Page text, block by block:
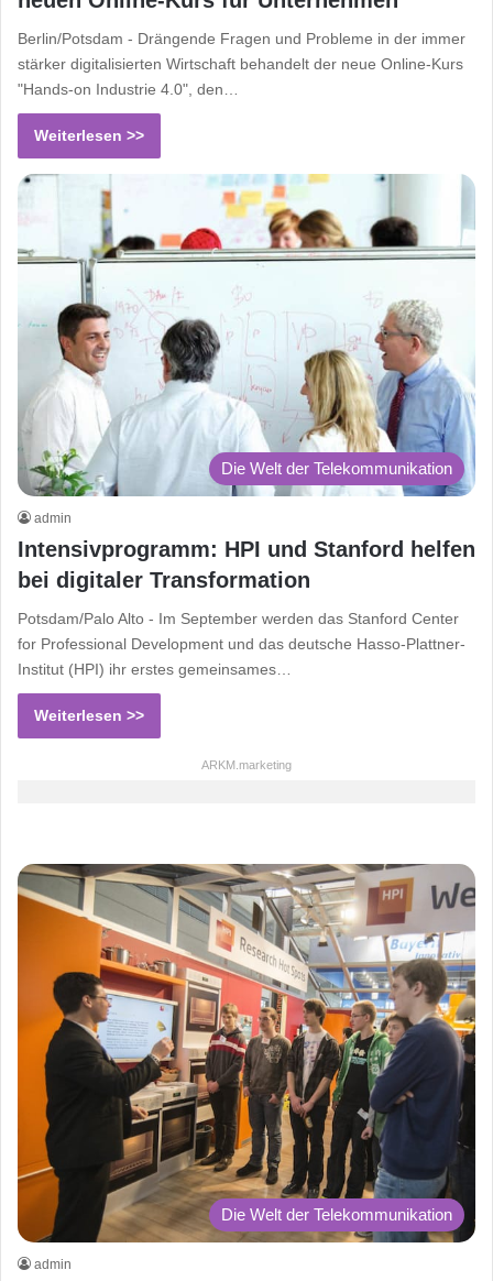
Berlin/Potsdam - Drängende Fragen und Probleme in der immer
stärker digitalisierten Wirtschaft behandelt der neue Online-Kurs
"Hands-on Industrie 4.0", den…
Weiterlesen >>
Die Welt der Telekommunikation
admin
Intensivprogramm: HPI und Stanford helfen
bei digitaler Transformation
Potsdam/Palo Alto - Im September werden das Stanford Center
for Professional Development und das deutsche Hasso-Plattner-
Institut (HPI) ihr erstes gemeinsames…
Weiterlesen >>
ARKM.marketing
Die Welt der Telekommunikation
admin